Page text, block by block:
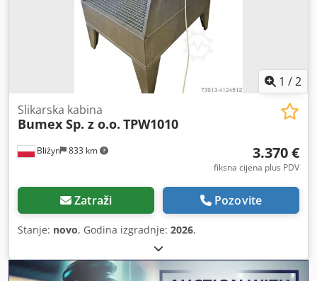
1 /2
Bliżyn 833 km
Slikarska kabina
Bumex Sp. z o.o. TPW1010
3.370 €
fiksna cijena plus PDV
Zatraži Pozovite
Stanje: novo, Godina izgradnje: 2026,